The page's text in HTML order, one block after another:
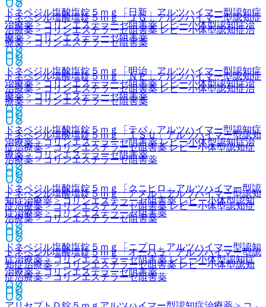
ドネペジル塩酸塩錠５ｍｇ「日新」 アルツハイマー型認知症
治療薬 > コリンエステラーゼ阻害薬 レビー小体型認知症治
療薬 > コリンエステラーゼ阻害薬
ドネペジル塩酸塩錠５ｍｇ「明治」 アルツハイマー型認知症
治療薬 > コリンエステラーゼ阻害薬 レビー小体型認知症治
療薬 > コリンエステラーゼ阻害薬
ドネペジル塩酸塩錠５ｍｇ「テバ」 アルツハイマー型認知症
治療薬 > コリンエステラーゼ阻害薬 レビー小体型認知症治
療薬 > コリンエステラーゼ阻害薬
ドネペジル塩酸塩錠５ｍｇ「クニヒロ」アルツハイマー型認
知症治療薬 > コリンエステラーゼ阻害薬 レビー小体型認知
症治療薬 > コリンエステラーゼ阻害薬
ドネペジル塩酸塩錠５ｍｇ「ニプロ」 アルツハイマー型認知
症治療薬 > コリンエステラーゼ阻害薬 レビー小体型認知症
治療薬 > コリンエステラーゼ阻害薬
ドネペジル塩酸塩錠５ｍｇ「ＪＧ」アルツハイマー型認知症
治療薬 > コリンエステラーゼ阻害薬 レビー小体型認知症治
療薬 > コリンエステラーゼ阻害薬
ドネペジル塩酸塩錠５ｍｇ「ＮＰ」アルツハイマー型認知症
治療薬 > コリンエステラーゼ阻害薬 レビー小体型認知症治
療薬 > コリンエステラーゼ阻害薬
ドネペジル塩酸塩錠５ｍｇ「ＴＳＵ」アルツハイマー型認知
症治療薬 > コリンエステラーゼ阻害薬 レビー小体型認知症
治療薬 > コリンエステラーゼ阻害薬
ドネペジル塩酸塩錠５ｍｇ「アメル」アルツハイマー型認知
症治療薬 > コリンエステラーゼ阻害薬 レビー小体型認知症
治療薬 > コリンエステラーゼ阻害薬
ドネペジル塩酸塩錠５ｍｇ「オーハラ」アルツハイマー型認
知症治療薬 > コリンエステラーゼ阻害薬 レビー小体型認知
症治療薬 > コリンエステラーゼ阻害薬